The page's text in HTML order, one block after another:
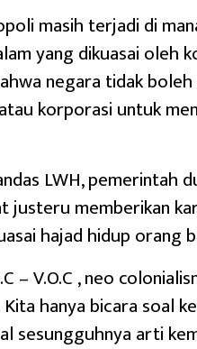
masih terjadi di
yang dikuasai oleh
negara tidak
korporasi untuk
LWH, pemerintah
justeru memberikan
hajad hidup orang
– V.O.C , neo
hanya bicara soal
sesungguhnya arti